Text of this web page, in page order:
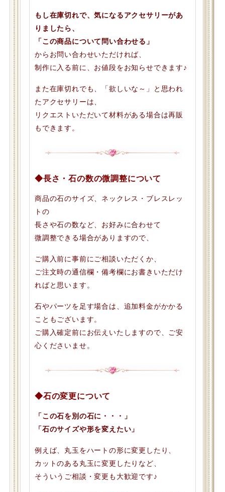
もし在庫切れで、気になるアクセサリーがあ
りましたら、
「この商品について問い合わせる」
からお問い合わせいただければ、
制作に入る前に、お値段をお知らせできます♪
また在庫切れでも、「欲しいな～」と思われ
たアクセサリーは、
リクエストいただいて材料がある場合は再販
もできます。
◆長さ・石の数の微調整について
商品の石のサイズ、ネックレス・ブレスレッ
トの
長さや石の数など、お好みに合わせて
微調整できる場合がありますので、
ご購入前に事前にご相談いただくか、
ご注文時の通信欄・備考欄にお書きいただけ
ればと思います。
石やパーツを足す場合は、追加料金がかかる
こともございます。
ご購入確定前にお伝えいたしますので、ご安
心くださいませ。
◆石の変更について
「この石を別の石に・・・」
「石のサイズや形を変えたい」
例えば、丸玉をハートの形に変更したり、
カットのある丸玉に変更したりなど、
そういうご相談・変更も大歓迎です♪